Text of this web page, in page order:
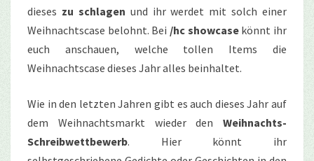
dieses zu schlagen und ihr werdet mit solch einer
Weihnachtscase belohnt. Bei /hc showcasekönnt ihr
euch anschauen, welche tollen Items die
Weihnachtscase dieses Jahr alles beinhaltet.
Wie in den letzten Jahren gibt es auch dieses Jahr auf
dem Weihnachtsmarkt wieder den Weihnachts-
Schreibwettbewerb. Hier könnt ihr